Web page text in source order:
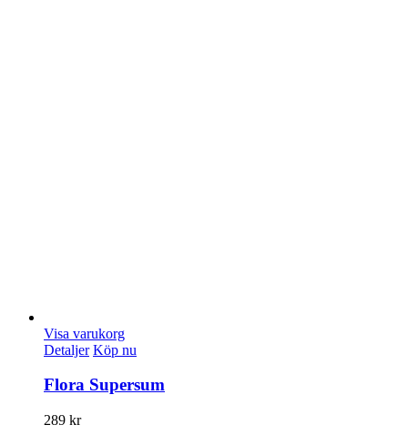
Visa varukorg
Detaljer Köp nu
Flora Supersum
289 kr